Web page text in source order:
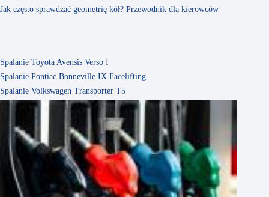
Jak często sprawdzać geometrię kół? Przewodnik dla kierowców
Spalanie Toyota Avensis Verso I
Spalanie Pontiac Bonneville IX Facelifting
Spalanie Volkswagen Transporter T5